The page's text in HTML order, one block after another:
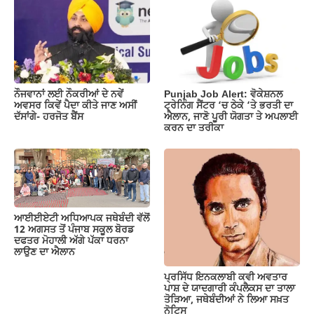
ਨੌਜਵਾਨਾਂ ਲਈ ਨੌਕਰੀਆਂ ਦੇ ਨਵੇਂ
ਅਵਸਰ ਕਿਵੇਂ ਪੈਦਾ ਕੀਤੇ ਜਾਣ ਅਸੀਂ
ਦੱਸਾਂਗੇ- ਹਰਜੋਤ ਬੈਂਸ
Punjab Job Alert: ਵੋਕੇਸ਼ਨਲ
ਟ੍ਰੇਨਿੰਗ ਸੈਂਟਰ ‘ਚ ਠੇਕੇ ‘ਤੇ ਭਰਤੀ ਦਾ
ਐਲਾਨ, ਜਾਣੋ ਪੂਰੀ ਯੋਗਤਾ ਤੇ ਅਪਲਾਈ
ਕਰਨ ਦਾ ਤਰੀਕਾ
ਆਈਈਏਟੀ ਅਧਿਆਪਕ ਜਥੇਬੰਦੀ ਵੱਲੋਂ
12 ਅਗਸਤ ਤੋਂ ਪੰਜਾਬ ਸਕੂਲ ਬੋਰਡ
ਦਫਤਰ ਮੋਹਾਲੀ ਅੱਗੇ ਪੱਕਾ ਧਰਨਾ
ਲਾਉਣ ਦਾ ਐਲਾਨ
ਪ੍ਰਸਿੱਧ ਇਨਕਲਾਬੀ ਕਵੀ ਅਵਤਾਰ
ਪਾਸ਼ ਦੇ ਯਾਦਗਾਰੀ ਕੰਪਲੈਕਸ ਦਾ ਤਾਲਾ
ਤੋੜਿਆ, ਜਥੇਬੰਦੀਆਂ ਨੇ ਲਿਆ ਸਖ਼ਤ